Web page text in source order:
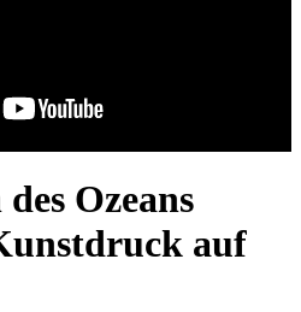
Ozeans
auf